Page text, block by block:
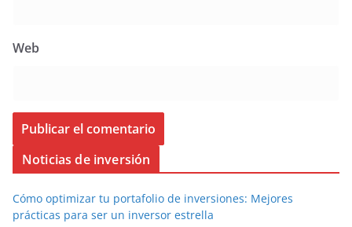
Web
Noticias de inversión
Cómo optimizar tu portafolio de inversiones: Mejores
prácticas para ser un inversor estrella